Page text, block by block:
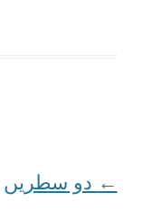
Post
← دو سطريں